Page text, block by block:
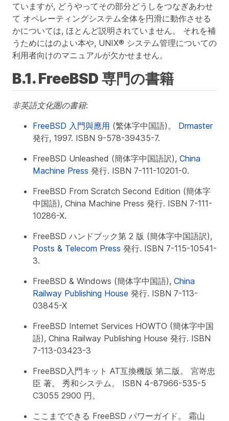
ていますが, どうやってその部分どうしをつなぎあわせ
て オペレーティングシステム全体を円滑に動作させる
かについては, ほとんど説明されていません。 それを補
うためにはのよい本や, UNIX® システム管理についての
利用者向けのマニュアルが欠かせません。
B.1. FreeBSD 専門の書籍
非英語文化圏の書籍:
FreeBSD 入門與應用 (繁体字中国語)。 Drmaster
発行, 1997. ISBN 9-578-39435-7.
FreeBSD Unleashed (簡体字中国語訳), China
Machine Press 発行. ISBN 7-111-10201-0.
FreeBSD From Scratch Second Edition (簡体字
中国語), China Machine Press 発行. ISBN 7-111-
10286-X.
FreeBSD ハンドブック第 2 版 (簡体字中国語訳),
Posts & Telecom Press 発行. ISBN 7-115-10541-
3.
FreeBSD & Windows (簡体字中国語), China
Railway Publishing House 発行. ISBN 7-113-
03845-X
FreeBSD Internet Services HOWTO (簡体字中国
語), China Railway Publishing House 発行. ISBN
7-113-03423-3
FreeBSD入門キット AT互換機版 第二版。 宮嵜忠
臣 著。 秀和システム。 ISBN 4-87966-535-5
C3055 2900 円。
ここまでできる FreeBSD パワーガイド。 霜山